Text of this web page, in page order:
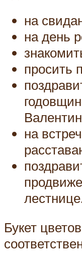
на
на день
просить
на
лестнице.
Букет